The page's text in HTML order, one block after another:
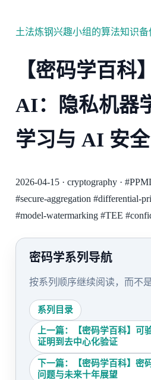
土法炼钢兴趣小组的算法知识备
【密码学百科
AI：隐私机器
学习与 AI 安全
2026-04-15· cryptography·
#secure-aggregation #differential-
#model-watermarking #TEE
密码学系列导航
按系列顺序继续阅读，而不
系列目录
上一篇：【密码学百科】可
证明到去中心化验证
下一篇：【密码学百科】密
问题与未来十年展望